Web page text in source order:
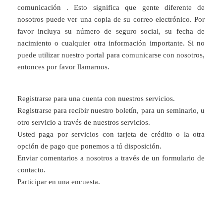
comunicación . Esto significa que gente diferente de
nosotros puede ver una copia de su correo electrónico. Por
favor incluya su número de seguro social, su fecha de
nacimiento o cualquier otra información importante. Si no
puede utilizar nuestro portal para comunicarse con nosotros,
entonces por favor llamarnos.
Registrarse para una cuenta con nuestros servicios.
Registrarse para recibir nuestro boletín, para un seminario, u
otro servicio a través de nuestros servicios.
Usted paga por servicios con tarjeta de crédito o la otra
opción de pago que ponemos a tú disposición.
Enviar comentarios a nosotros a través de un formulario de
contacto.
Participar en una encuesta.